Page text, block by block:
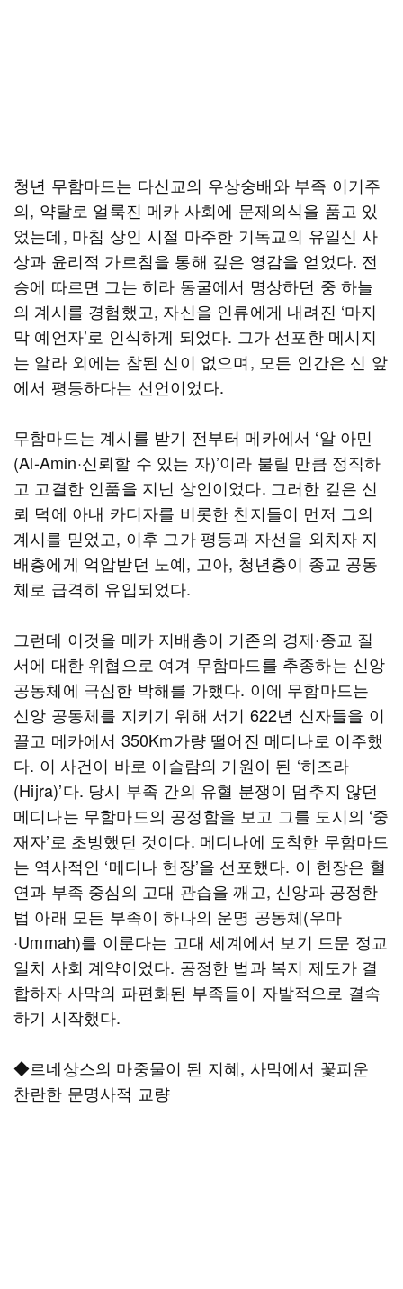
청년 무함마드는 다신교의 우상숭배와 부족 이기주
의, 약탈로 얼룩진 메카 사회에 문제의식을 품고 있
었는데, 마침 상인 시절 마주한 기독교의 유일신 사
상과 윤리적 가르침을 통해 깊은 영감을 얻었다. 전
승에 따르면 그는 히라 동굴에서 명상하던 중 하늘
의 계시를 경험했고, 자신을 인류에게 내려진 ‘마지
막 예언자’로 인식하게 되었다. 그가 선포한 메시지
는 알라 외에는 참된 신이 없으며, 모든 인간은 신 앞
에서 평등하다는 선언이었다.
무함마드는 계시를 받기 전부터 메카에서 ‘알 아민
(Al-Amin·신뢰할 수 있는 자)’이라 불릴 만큼 정직하
고 고결한 인품을 지닌 상인이었다. 그러한 깊은 신
뢰 덕에 아내 카디자를 비롯한 친지들이 먼저 그의
계시를 믿었고, 이후 그가 평등과 자선을 외치자 지
배층에게 억압받던 노예, 고아, 청년층이 종교 공동
체로 급격히 유입되었다.
그런데 이것을 메카 지배층이 기존의 경제·종교 질
서에 대한 위협으로 여겨 무함마드를 추종하는 신앙
공동체에 극심한 박해를 가했다. 이에 무함마드는
신앙 공동체를 지키기 위해 서기 622년 신자들을 이
끌고 메카에서 350Km가량 떨어진 메디나로 이주했
다. 이 사건이 바로 이슬람의 기원이 된 ‘히즈라
(Hijra)’다. 당시 부족 간의 유혈 분쟁이 멈추지 않던
메디나는 무함마드의 공정함을 보고 그를 도시의 ‘중
재자’로 초빙했던 것이다. 메디나에 도착한 무함마드
는 역사적인 ‘메디나 헌장’을 선포했다. 이 헌장은 혈
연과 부족 중심의 고대 관습을 깨고, 신앙과 공정한
법 아래 모든 부족이 하나의 운명 공동체(우마
·Ummah)를 이룬다는 고대 세계에서 보기 드문 정교
일치 사회 계약이었다. 공정한 법과 복지 제도가 결
합하자 사막의 파편화된 부족들이 자발적으로 결속
하기 시작했다.
◆르네상스의 마중물이 된 지혜, 사막에서 꽃피운
찬란한 문명사적 교량